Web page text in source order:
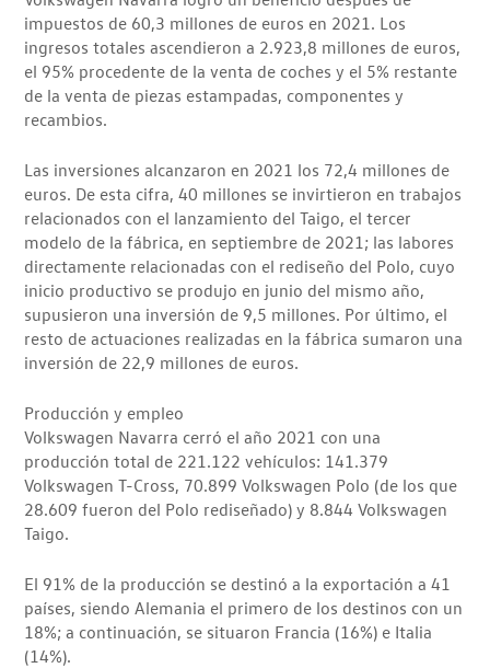
impuestos de 60,3 millones de euros en 2021. Los
ingresos totales ascendieron a 2.923,8 millones de euros,
el 95% procedente de la venta de coches y el 5% restante
de la venta de piezas estampadas, componentes y
recambios.
Las inversiones alcanzaron en 2021 los 72,4 millones de
euros. De esta cifra, 40 millones se invirtieron en trabajos
relacionados con el lanzamiento del Taigo, el tercer
modelo de la fábrica, en septiembre de 2021; las labores
directamente relacionadas con el rediseño del Polo, cuyo
inicio productivo se produjo en junio del mismo año,
supusieron una inversión de 9,5 millones. Por último, el
resto de actuaciones realizadas en la fábrica sumaron una
inversión de 22,9 millones de euros.
Producción y empleo
Volkswagen Navarra cerró el año 2021 con una
producción total de 221.122 vehículos: 141.379
Volkswagen T-Cross, 70.899 Volkswagen Polo (de los que
28.609 fueron del Polo rediseñado) y 8.844 Volkswagen
Taigo.
El 91% de la producción se destinó a la exportación a 41
países, siendo Alemania el primero de los destinos con un
18%; a continuación, se situaron Francia (16%) e Italia
(14%).